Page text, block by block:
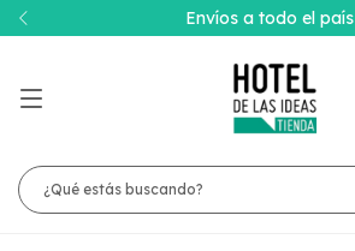
Envíos a todo el país